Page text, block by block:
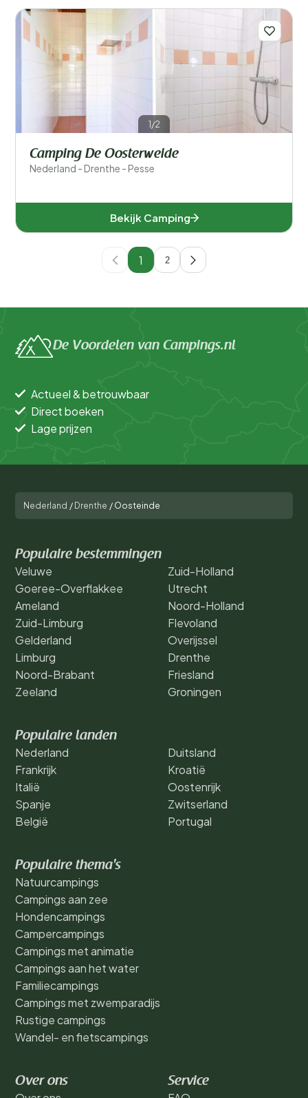
1/2
Camping De Oosterweide
Nederland - Drenthe - Pesse
Bekijk Camping
1 2
De Voordelen van Campings.nl
Actueel & betrouwbaar
Direct boeken
Lage prijzen
Nederland / Drenthe / Oosteinde
Populaire bestemmingen
Veluwe
Goeree-Overflakkee
Ameland
Zuid-Limburg
Gelderland
Limburg
Noord-Brabant
Zeeland
Zuid-Holland
Utrecht
Noord-Holland
Flevoland
Overijssel
Drenthe
Friesland
Groningen
Populaire landen
Nederland
Frankrijk
Italië
Spanje
België
Duitsland
Kroatië
Oostenrijk
Zwitserland
Portugal
Populaire thema's
Natuurcampings
Campings aan zee
Hondencampings
Campercampings
Campings met animatie
Campings aan het water
Familiecampings
Campings met zwemparadijs
Rustige campings
Wandel- en fietscampings
Over ons Service